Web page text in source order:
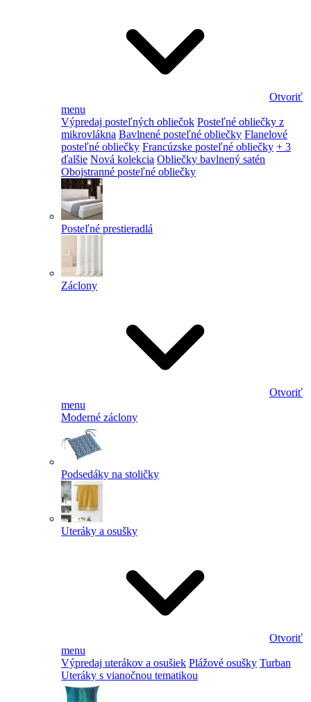
Otvoriť
menu
Výpredaj posteľných obliečok Posteľné obliečky z
mikrovlákna Bavlnené posteľné obliečky Flanelové
posteľné obliečky Francúzske posteľné obliečky + 3
ďalšie Nová kolekcia Obliečky bavlnený satén
Obojstranné posteľné obliečky
Posteľné prestieradlá
Záclony
Otvoriť
menu
Moderné záclony
Podsedáky na stoličky
Uteráky a osušky
Otvoriť
menu
Výpredaj uterákov a osušiek Plážové osušky Turban
Uteráky s vianočnou tematikou